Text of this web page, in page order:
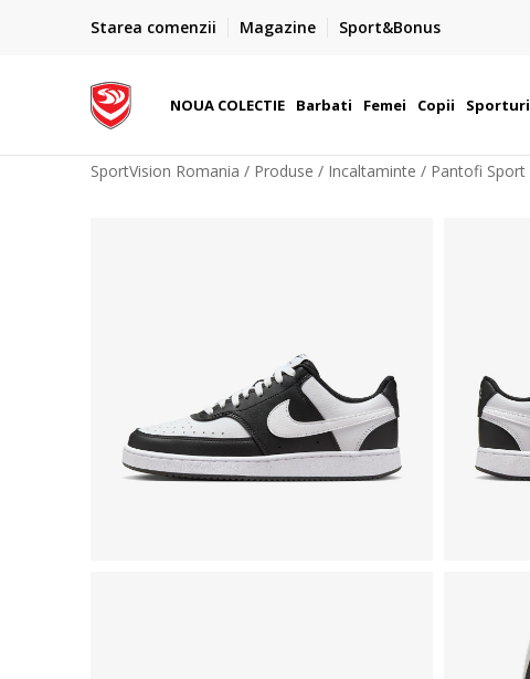
Starea comenzii Magazine Sport&Bonus
Plateste cu cardul in siguranta prin WSPay - Visa, MasterCard,
NOUA COLECTIE Barbati Femei Copii Sporturi
SportVision Romania Produse Incaltaminte Pantofi Sport